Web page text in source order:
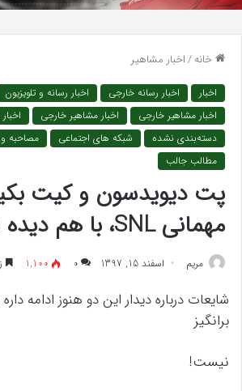
خانه/اخبار مشاهیر
اخبار اخبار رسانه خارجی اخبار رسانه و تلویزیون
اخبار مشاهیر خارجی
اخبار مشاهیر خارجی
دسته‌بندی نشده
شبکه های اجتماعی
مصاحبه و
مطالب جالب
پت دیویدسون و کیت
مهمانی SNL، با هم دیده شدند!
مريم اسفند 15, 1397 ۰ 1,100
شایعات درباره دیدار این دو هنوز ادامه
برانگیز
نیست!